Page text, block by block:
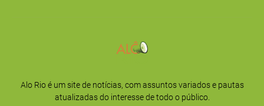
Alo Rio é um site de notícias, com assuntos variados e pautas
atualizadas do interesse de todo o público.